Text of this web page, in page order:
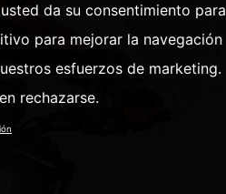
da su consentimiento para
para mejorar la navegación
esfuerzos de marketing.
rechazarse.